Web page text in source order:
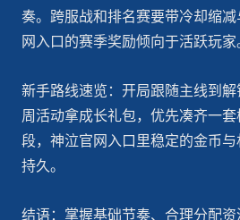
奏。跨服战和排名赛要带冷却缩
网入口的赛季奖励倾向于活跃玩家
新手路线速览：开局跟随主线到
周活动拿成长礼包，优先凑齐一
段，神泣官网入口里稳定的金币
持久。
结语：掌握基础节奏、合理分配资